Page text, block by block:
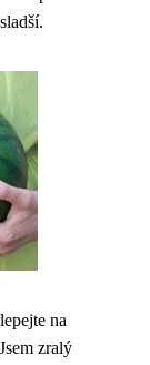
na
zralý